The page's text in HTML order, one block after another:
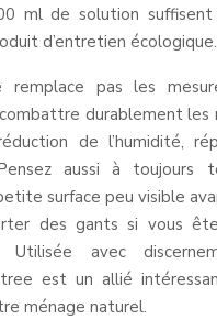
ml de solution suffisent
d’entretien écologique.
remplace pas les
durablement les
de l’humidité,
aussi à toujours
surface peu visible
des gants si vous
Utilisée avec
est un allié
ménage naturel.